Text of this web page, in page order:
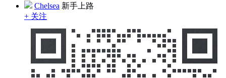
Chelsea 新手上路
+ 关注